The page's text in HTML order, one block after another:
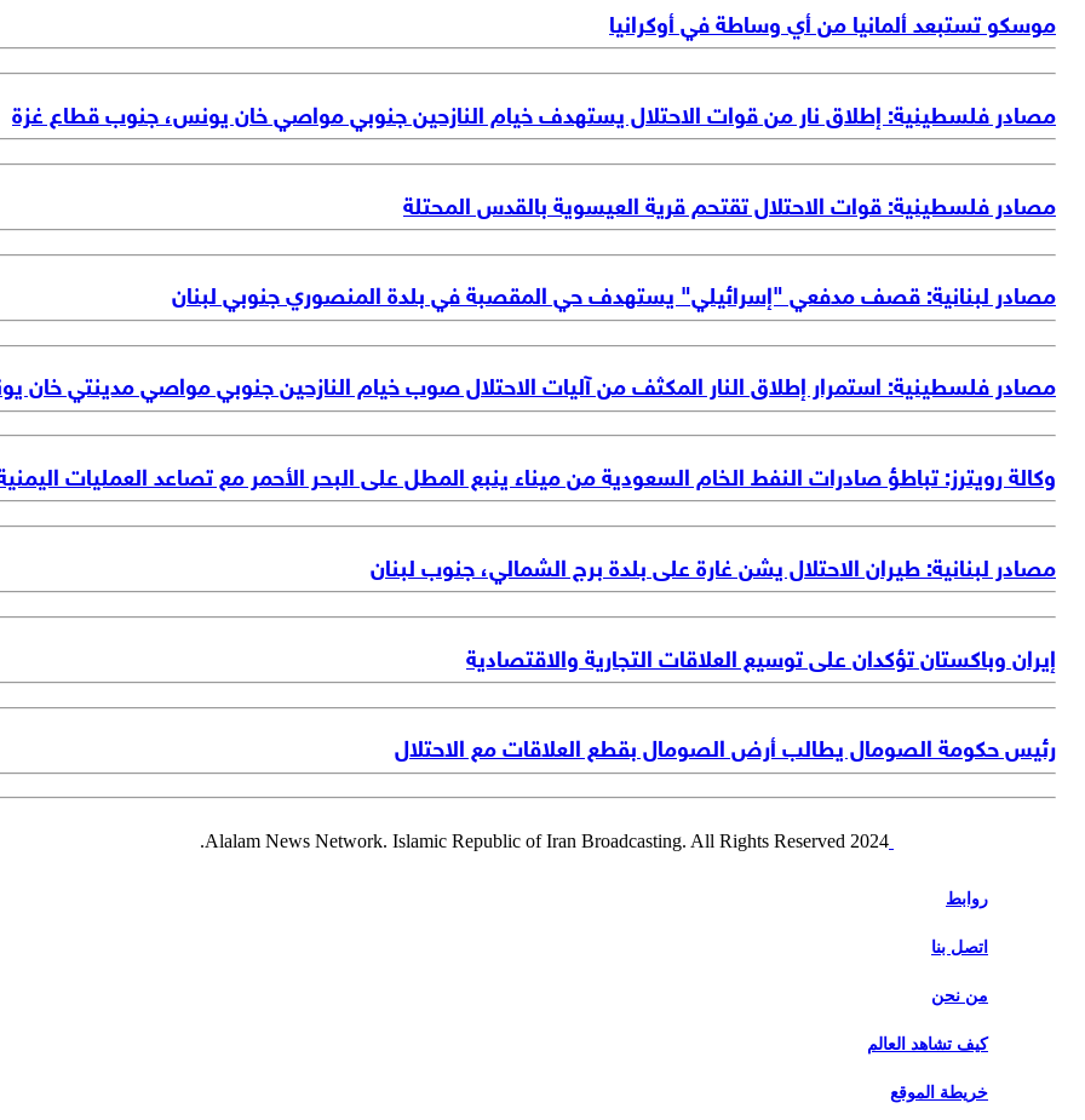
موسكو تستبعد ألمانيا من أي وساطة في أوكرانيا
مصادر فلسطينية: إطلاق نار من قوات الاحتلال يستهدف خيام النازحين جنوبي مواصي خان يونس، جنوب قطاع غزة
مصادر فلسطينية: قوات الاحتلال تقتحم قرية العيسوية بالقدس المحتلة
مصادر لبنانية: قصف مدفعي "إسرائيلي" يستهدف حي المقصبة في بلدة المنصوري جنوبي لبنان
مصادر فلسطينية: استمرار إطلاق النار المكثف من آليات الاحتلال صوب خيام النازحين جنوبي مواصي مدينتي
وكالة رويترز: تباطؤ صادرات النفط الخام السعودية من ميناء ينبع المطل على البحر الأحمر مع تصاعد العمليات
مصادر لبنانية: طيران الاحتلال يشن غارة على بلدة برج الشمالي، جنوب لبنان
إيران وباكستان تؤكدان على توسيع العلاقات التجارية والاقتصادية
رئيس حكومة الصومال يطالب أرض الصومال بقطع العلاقات مع الاحتلال
2024 Alalam News Network. Islamic Republic of Iran Broadcasting. All Rights Reserved.
روابط
اتصل بنا
من نحن
كيف تشاهد العالم
خريطة الموقع